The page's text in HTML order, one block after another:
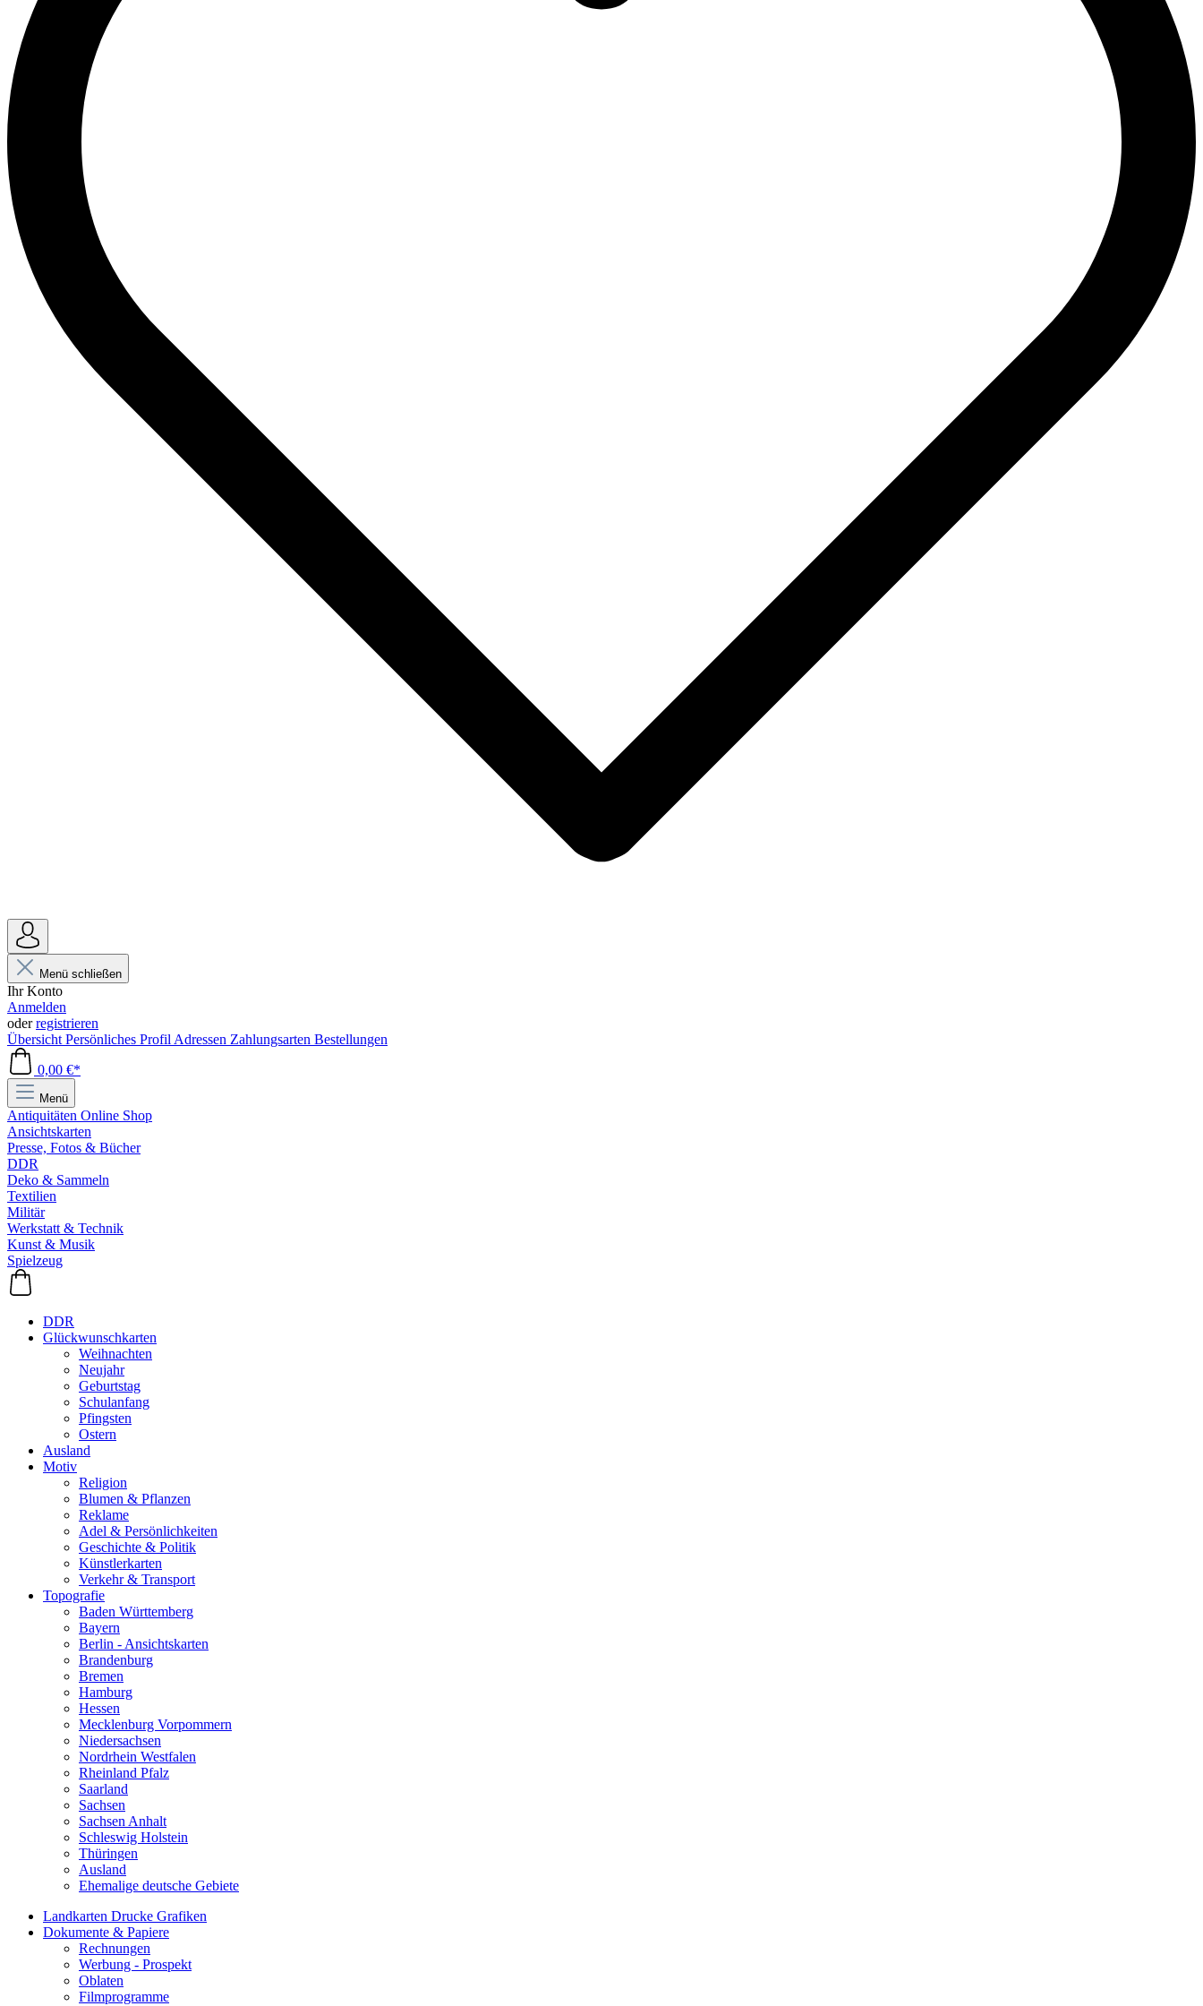
Menü schließen
Ihr Konto
Anmelden
oderregistrieren
Übersicht Persönliches Profil Adressen Zahlungsarten Bestellungen
0,00 €*
Menü
Antiquitäten Online Shop
Ansichtskarten
Presse, Fotos & Bücher
DDR
Deko & Sammeln
Textilien
Militär
Werkstatt & Technik
Kunst & Musik
Spielzeug
DDR
Glückwunschkarten
Weihnachten
Neujahr
Geburtstag
Schulanfang
Pfingsten
Ostern
Ausland
Motiv
Religion
Blumen & Pflanzen
Reklame
Adel & Persönlichkeiten
Geschichte & Politik
Künstlerkarten
Verkehr & Transport
Topografie
Baden Württemberg
Bayern
Berlin - Ansichtskarten
Brandenburg
Bremen
Hamburg
Hessen
Mecklenburg Vorpommern
Niedersachsen
Nordrhein Westfalen
Rheinland Pfalz
Saarland
Sachsen
Sachsen Anhalt
Schleswig Holstein
Thüringen
Ausland
Ehemalige deutsche Gebiete
Landkarten Drucke Grafiken
Dokumente & Papiere
Rechnungen
Werbung - Prospekt
Oblaten
Filmprogramme